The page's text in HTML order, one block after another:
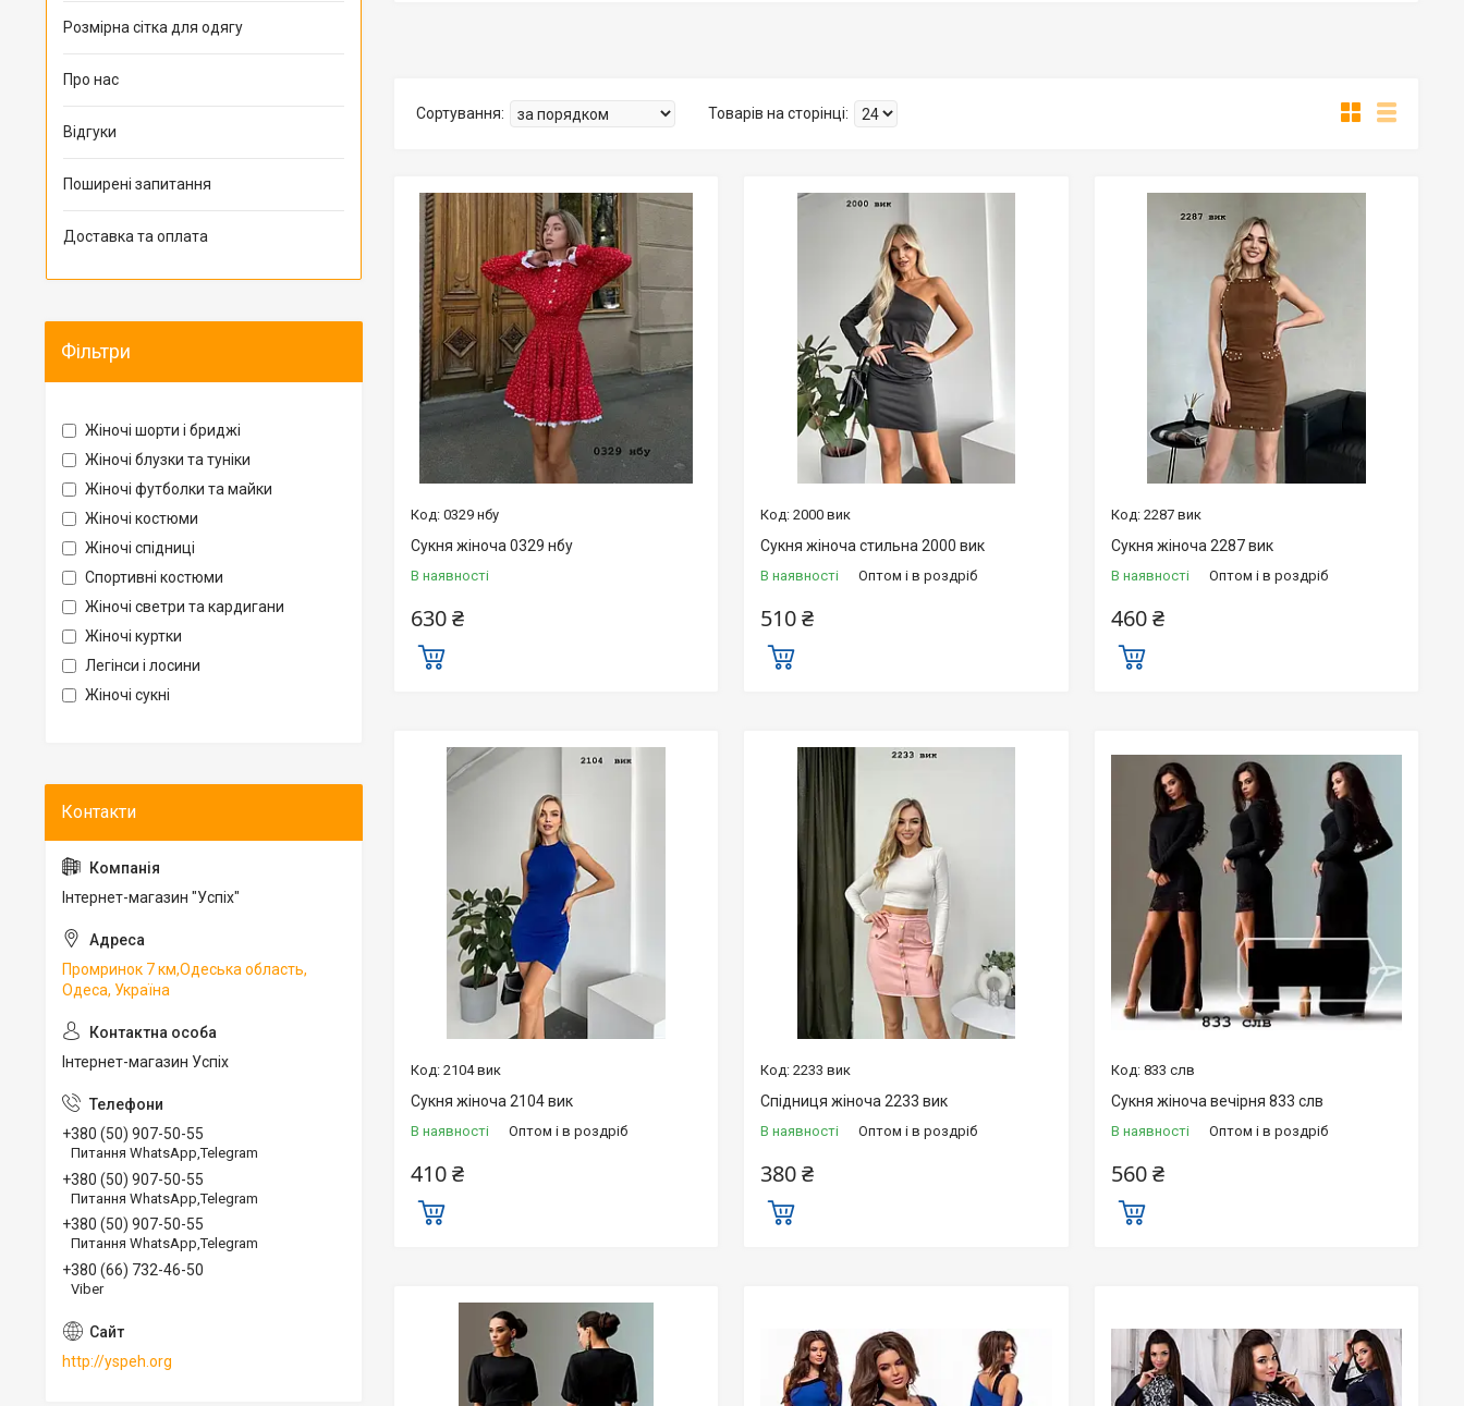
0329 нбу
Сукня жіноча 0329 нбу
В наявності
630 ₴
2000 вик
Сукня жіноча стильна 2000 вик
В наявності Оптом і в роздріб
510 ₴
2287 вик
Сукня жіноча 2287 вик
В наявності Оптом і в роздріб
460 ₴
2104 вик
Сукня жіноча 2104 вик
В наявності Оптом і в роздріб
410 ₴
2233 вик
Спідниця жіноча 2233 вик
В наявності Оптом і в роздріб
380 ₴
833 слв
Сукня жіноча вечірня 833 слв
В наявності Оптом і в роздріб
560 ₴
Розмірна сітка для одягу
Про нас
Відгуки
Поширені запитання
Доставка та оплата
Фільтри
Жіночі шорти і бриджі
Жіночі блузки та туніки
Жіночі футболки та майки
Жіночі костюми
Жіночі спідниці
Спортивні костюми
Жіночі светри та кардигани
Жіночі куртки
Легінси і лосини
Жіночі сукні
Інтернет-магазин "Успіх"
Промринок 7 км,Одеська область,
Одеса, Україна
Інтернет-магазин Успіх
+380 (50) 907-50-55
Питання WhatsApp,Telegram
+380 (50) 907-50-55
Питання WhatsApp,Telegram
+380 (50) 907-50-55
Питання WhatsApp,Telegram
+380 (66) 732-46-50
Viber
http://yspeh.org